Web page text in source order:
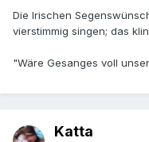
Die Irischen
vierstimmig singen; das
"Wäre Gesanges voll
Katta